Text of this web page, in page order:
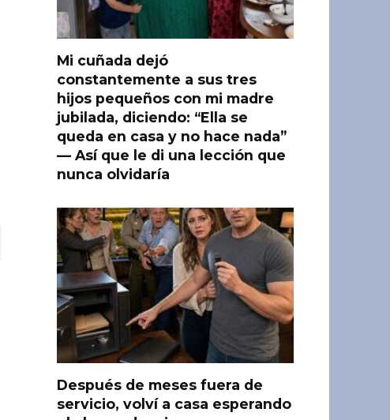
Mi cuñada dejó
constantemente a sus tres
hijos pequeños con mi madre
jubilada, diciendo: “Ella se
queda en casa y no hace nada”
— Así que le di una lección que
nunca olvidaría
Después de meses fuera de
servicio, volví a casa esperando